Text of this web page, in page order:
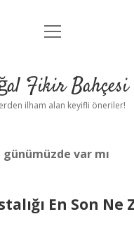
Anasayfa
Yasal Uyarı
menüyü
Fikir Bahçesi
ilham alan keyifli öneriler!
günümüzde var mı
En Son Ne